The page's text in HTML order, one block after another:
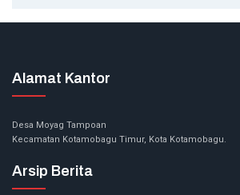
Alamat Kantor
Desa Moyag Tampoan
Kecamatan Kotamobagu Timur, Kota Kotamobagu.
Arsip Berita